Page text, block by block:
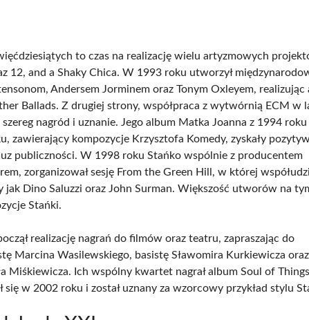
to czas na realizację wielu artyzmowych
12, and a Shaky Chica. W 1993 roku utworzył
Andersem Jorminem oraz Tonym Oxleyem, realizując
Ballads. Z drugiej strony, współpraca z wytwórnią ECM w
szereg nagród i uznanie. Jego album Matka Joanna z 1994 roku
zawierający kompozycje Krzysztofa Komedy, zyskały
publiczności. W 1998 roku Stańko wspólnie z producentem
zorganizował sesję From the Green Hill, w której
jak Dino Saluzzi oraz John Surman. Większość utworów na
Stańki.
realizację nagrań do filmów oraz teatru, zapraszając do
Marcina Wasilewskiego, basistę Sławomira Kurkiewicza oraz
Miśkiewicza. Ich wspólny kwartet nagrał album Soul of
się w 2002 roku i został uznany za wzorcowy przykład stylu